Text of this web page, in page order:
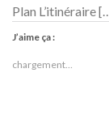
Plan L’itinéraire
J’aime ça :
chargement…